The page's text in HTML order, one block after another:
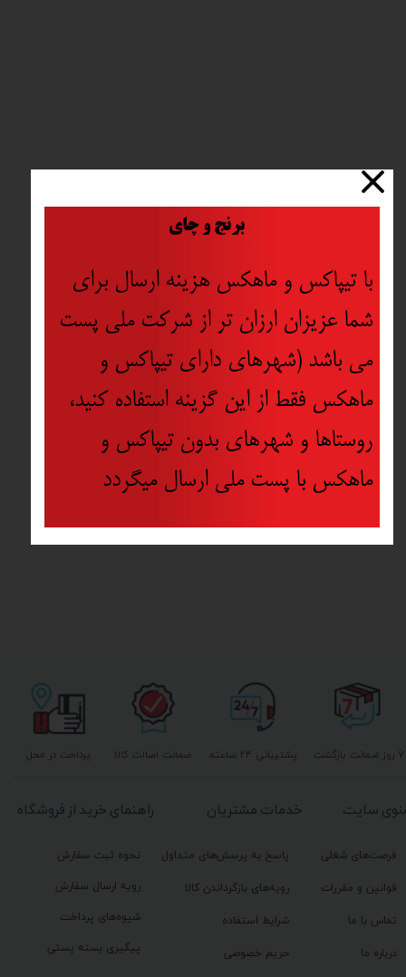
پشتیبانی ۲۴ ساعته پرداخت در محل ۷ روز ضمانت بازگشت ضمانت اصالت کالا
راهنمای خرید از فروشگاه
نحوه ثبت سفارش
رویه ارسال سفارش
شیوه‌های پرداخت
پیگیری بسته پستی
خدمات مشتریان
پاسخ به پرسش‌های متداول
رویه‌های بازگرداندن کالا
شرایط استفاده
حریم خصوصی
سایت
فرصت‌های شغلی
قوانین و مقررات
تماس با ما
درباره ما
برنج و چای
با تیپاکس و ماهکس هزینه ارسال برای
شما عزیزان ارزان تر از شرکت ملی پست
می باشد (شهرهای دارای تیپاکس و
ماهکس فقط از این گزینه استفاده کنید،
روستاها و شهرهای بدون تیپاکس و
ماهکس با پست ملی ارسال میگردد